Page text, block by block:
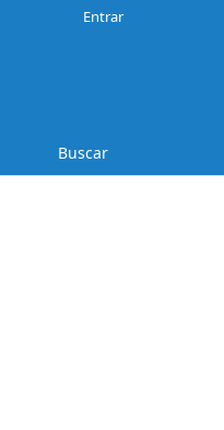
Buscar
Entrar